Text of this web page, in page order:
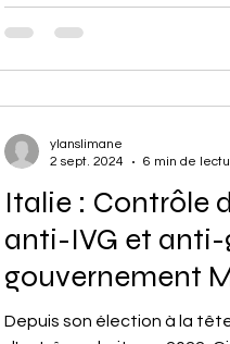
Italie : Contrôle
anti-IVG et anti-
gouvernement
ton
Depuis son élection à la
ylanslimane
2 sept. 2024
6 min de